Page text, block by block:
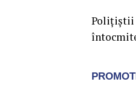
Polițiștii